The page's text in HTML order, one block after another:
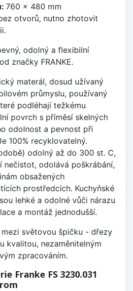
760 x 480 mm
otvorů, nutno zhotovit
odolný a flexibilní
značky FRANKE.
materál, dosud užívaný
průmyslu, používaný
podléhají težkému
povrch s příměsí skelných
odolnost a pevnost při
100% recyklovatelný.
odolný až do 300 st. C,
nečistot, odolává poškrábání,
obsažených
prostředcích. Kuchyňské
lehké a odolné vůči nárazu
a montáž jednodušší.
světovou špičku - dřezy
kvalitou, nezaměnitelným
zpracováním.
Franke FS 3230.031